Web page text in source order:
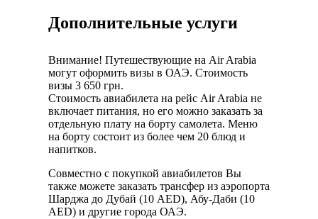
Дополнительные услуги
Внимание! Путешествующие на Air Arabia
могут оформить визы в ОАЭ. Стоимость
визы 3 650 грн.
Стоимость авиабилета на рейс Air Arabia не
включает питания, но его можно заказать за
отдельную плату на борту самолета. Меню
на борту состоит из более чем 20 блюд и
напитков.
Совместно с покупкой авиабилетов Вы
также можете заказать трансфер из аэропорта
Шарджа до Дубай (10 AED), Абу-Даби (10
AED) и другие города ОАЭ.